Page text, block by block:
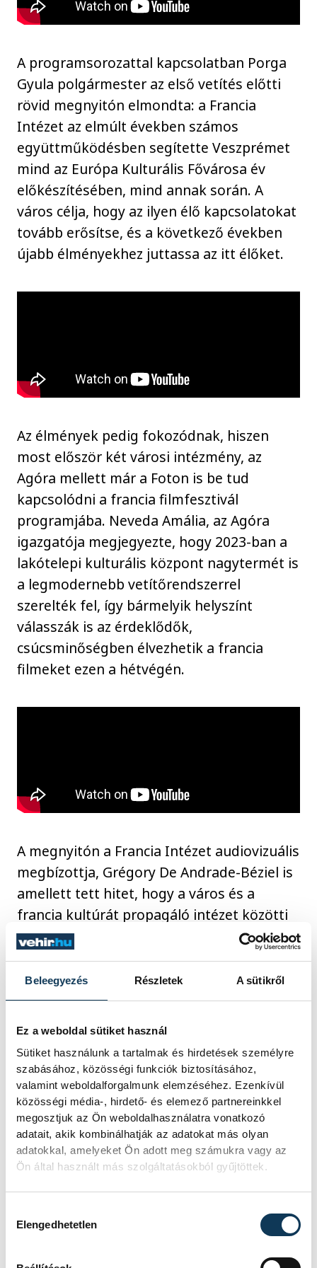
Beleegyezés Részletek A sütikről
Ez a weboldal sütiket használ
Sütiket használunk a tartalmak és hirdetések személyre
szabásához, közösségi funkciók biztosításához,
valamint weboldalforgalmunk elemzéséhez. Ezenkívül
közösségi média-, hirdető- és elemező partnereinkkel
megosztjuk az Ön weboldalhasználatra vonatkozó
adatait, akik kombinálhatják az adatokat más olyan
adatokkal, amelyeket Ön adott meg számukra vagy az
Ön által használt más szolgáltatásokból gyűjtöttek.
Elengedhetetlen
A programsorozattal kapcsolatban Porga
Gyula polgármester az első vetítés előtti
rövid megnyitón elmondta: a Francia
Intézet az elmúlt években számos
együttműködésben segítette Veszprémet
mind az Európa Kulturális Fővárosa év
előkészítésében, mind annak során. A
város célja, hogy az ilyen élő kapcsolatokat
tovább erősítse, és a következő években
újabb élményekhez juttassa az itt élőket.
Az élmények pedig fokozódnak, hiszen
most először két városi intézmény, az
Agóra mellett már a Foton is be tud
kapcsolódni a francia filmfesztivál
programjába. Neveda Amália, az Agóra
igazgatója megjegyezte, hogy 2023-ban a
lakótelepi kulturális központ nagytermét is
a legmodernebb vetítőrendszerrel
szerelték fel, így bármelyik helyszínt
válasszák is az érdeklődők,
csúcsminőségben élvezhetik a francia
filmeket ezen a hétvégén.
A megnyitón a Francia Intézet audiovizuális
megbízottja, Grégory De Andrade-Béziel is
amellett tett hitet, hogy a város és a
francia kultúrát propagáló intézet közötti
jó kapcsolatot a jövőben is fenntartsák, és
arra biztatta a városvezetést, hogy éljenek
a Francia Intézet által teremtett kulturális
lehetőségekkel. Erre egyébként Veszprém
projektmenedzsere megjegyezte, hogy
már az idei évre is vannak további
programok a tarsolyukban.